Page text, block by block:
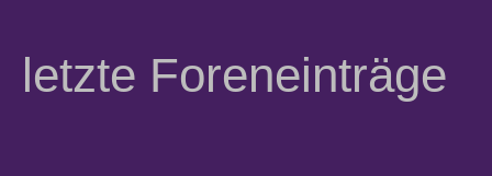
letzte Foreneinträge